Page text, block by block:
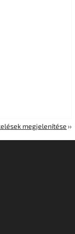
megjelenítése